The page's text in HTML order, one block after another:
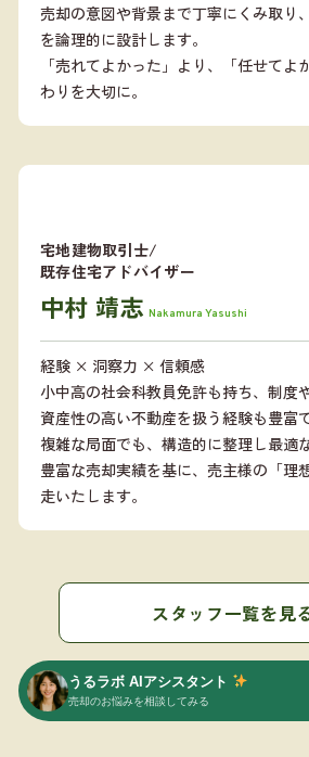
売却の意図や背景まで丁寧にくみ取り
を論理的に設計します。
「売れてよかった」より、「任せてよ
わりを大切に。
宅地建物取引士/
既存住宅アドバイザー
中村 靖志 Nakamura Yasushi
経験 × 洞察力 × 信頼感
小中高の社会科教員免許も持ち、制度
資産性の高い不動産を扱う経験も豊富で
複雑な局面でも、構造的に整理し最適
豊富な売却実績を基に、売主様の「理
走いたします。
スタッフ一覧を見
うるラボ AIアシスタント
売却のお悩みを相談してみる